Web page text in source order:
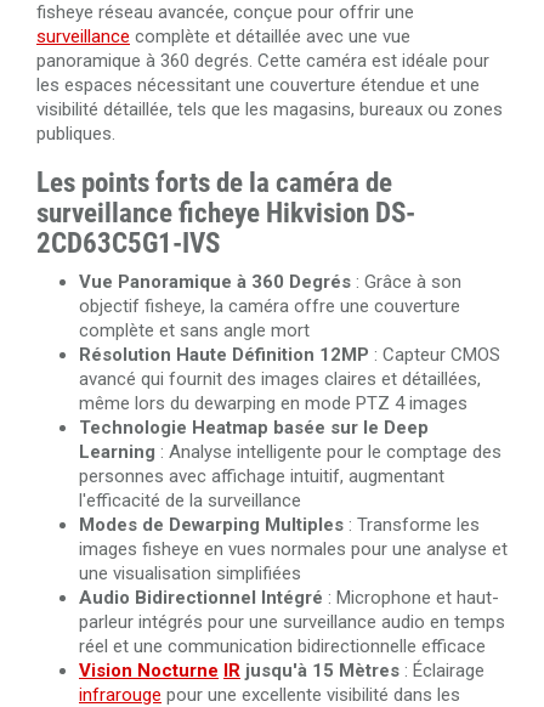
fisheye réseau avancée, conçue pour offrir une
surveillance complète et détaillée avec une vue
panoramique à 360 degrés. Cette caméra est idéale pour
les espaces nécessitant une couverture étendue et une
visibilité détaillée, tels que les magasins, bureaux ou zones
publiques.
Les points forts de la caméra de
surveillance ficheye Hikvision DS-
2CD63C5G1-IVS
Vue Panoramique à 360 Degrés : Grâce à son
objectif fisheye, la caméra offre une couverture
complète et sans angle mort
Résolution Haute Définition 12MP : Capteur CMOS
avancé qui fournit des images claires et détaillées,
même lors du dewarping en mode PTZ 4 images
Technologie Heatmap basée sur le Deep
Learning : Analyse intelligente pour le comptage des
personnes avec affichage intuitif, augmentant
l'efficacité de la surveillance
Modes de Dewarping Multiples : Transforme les
images fisheye en vues normales pour une analyse et
une visualisation simplifiées
Audio Bidirectionnel Intégré : Microphone et haut-
parleur intégrés pour une surveillance audio en temps
réel et une communication bidirectionnelle efficace
Vision Nocturne IR jusqu'à 15 Mètres : Éclairage
infrarouge pour une excellente visibilité dans les